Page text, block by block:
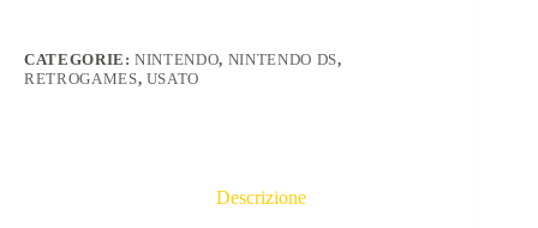
CATEGORIE:NINTENDO, NINTENDO DS,
RETROGAMES, USATO
Descrizione